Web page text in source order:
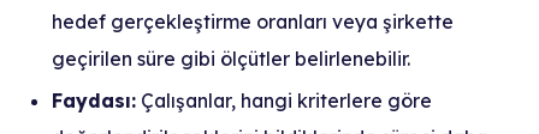
hedef gerçekleştirme oranları veya şirkette
geçirilen süre gibi ölçütler belirlenebilir.
Faydası: Çalışanlar, hangi kriterlere göre